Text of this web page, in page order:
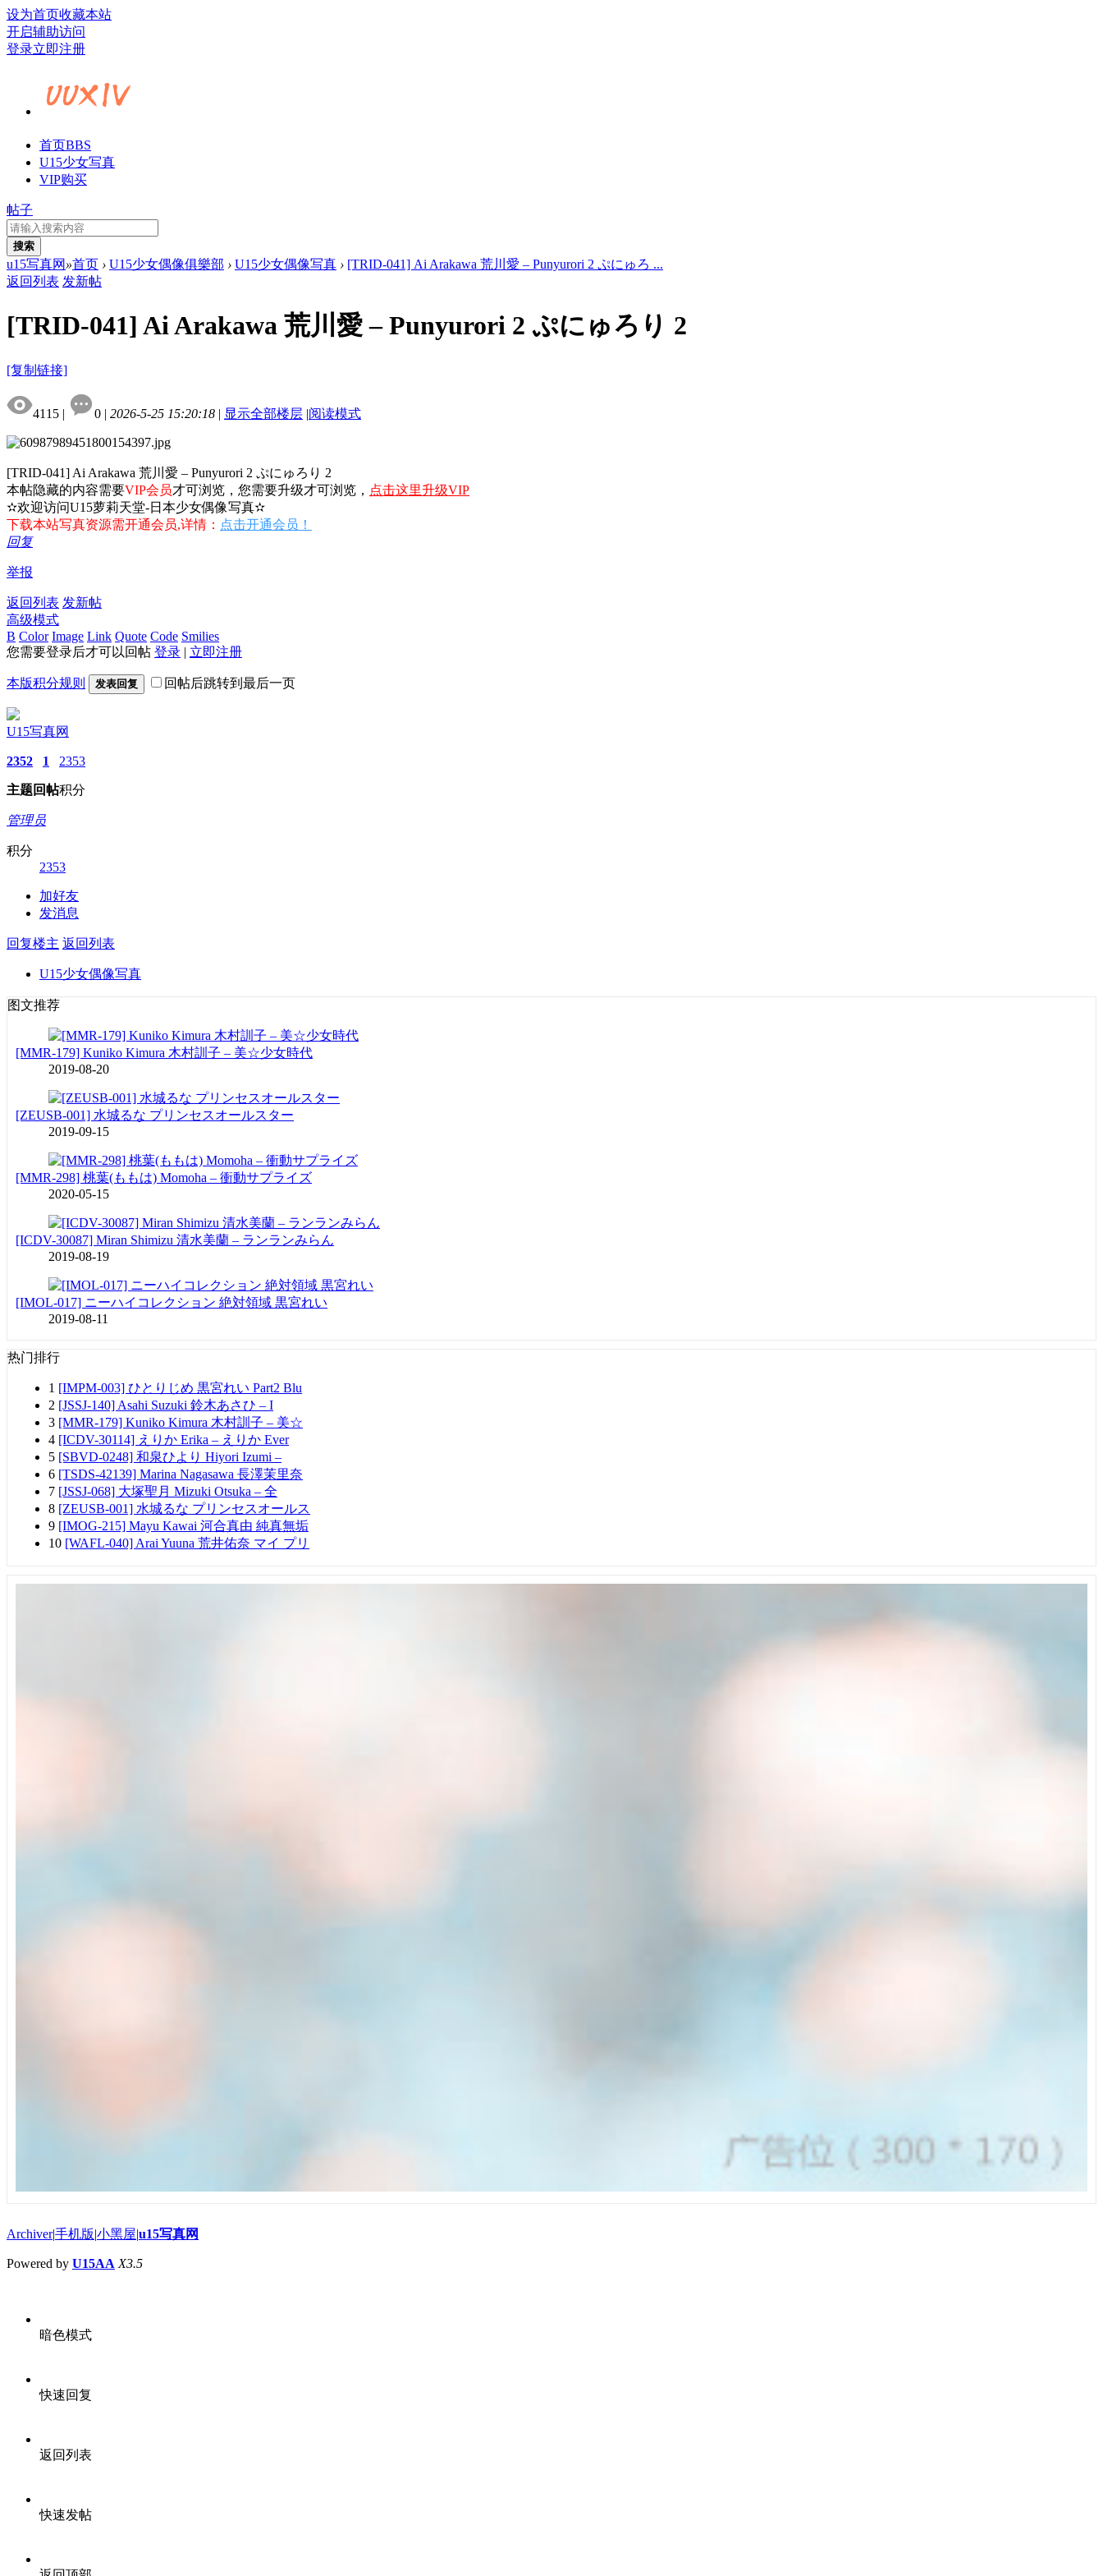
设为首页收藏本站
开启辅助访问
登录立即注册
首页BBS
U15少女写真
VIP购买
帖子
搜索
u15写真网 »首页 › U15少女偶像俱樂部 › U15少女偶像写真 › [TRID-041] Ai Arakawa 荒川愛 – Punyurori 2 ぷにゅろ ...
返回列表 发新帖
[TRID-041] Ai Arakawa 荒川愛 – Punyurori 2 ぷにゅろり 2
[复制链接]
4115 | 0 | 2026-5-25 15:20:18 | 显示全部楼层 |阅读模式
[TRID-041] Ai Arakawa 荒川愛 – Punyurori 2 ぷにゅろり 2
本帖隐藏的内容需要VIP会员才可浏览，您需要升级才可浏览， 点击这里升级VIP
✫欢迎访问U15萝莉天堂-日本少女偶像写真✫
下载本站写真资源需开通会员,详情： 点击开通会员！
回复
举报
返回列表 发新帖
高级模式
B Color Image Link Quote Code Smilies
您需要登录后才可以回帖 登录 | 立即注册
本版积分规则 发表回复 回帖后跳转到最后一页
U15写真网
2352
主题
1
回帖
2353
积分
管理员
积分
2353
加好友
发消息
回复楼主 返回列表
U15少女偶像写真
图文推荐
[MMR-179] Kuniko Kimura 木村訓子 – 美☆少女時代
2019-08-20
[ZEUSB-001] 水城るな プリンセスオールスター
2019-09-15
[MMR-298] 桃葉(ももは) Momoha – 衝動サプライズ
2020-05-15
[ICDV-30087] Miran Shimizu 清水美蘭 – ランランみらん
2019-08-19
[IMOL-017] ニーハイコレクション 絶対領域 黒宮れい
2019-08-11
热门排行
1 [IMPM-003] ひとりじめ 黒宮れい Part2 Blu
2 [JSSJ-140] Asahi Suzuki 鈴木あさひ – I
3 [MMR-179] Kuniko Kimura 木村訓子 – 美☆
4 [ICDV-30114] えりか Erika – えりか Ever
5 [SBVD-0248] 和泉ひより Hiyori Izumi –
6 [TSDS-42139] Marina Nagasawa 長澤茉里奈
7 [JSSJ-068] 大塚聖月 Mizuki Otsuka – 全
8 [ZEUSB-001] 水城るな プリンセスオールス
9 [IMOG-215] Mayu Kawai 河合真由 純真無垢
10 [WAFL-040] Arai Yuuna 荒井佑奈 マイ プリ
Archiver|手机版|小黑屋|u15写真网
Powered by U15AA X3.5
暗色模式
快速回复
返回列表
快速发帖